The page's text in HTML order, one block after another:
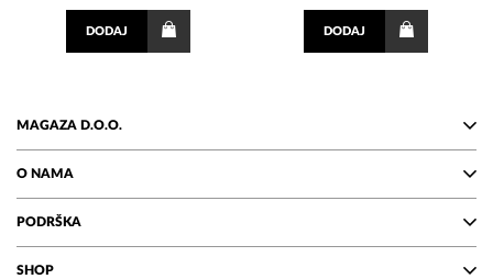
DODAJ DODAJ
MAGAZA D.O.O.
O NAMA
PODRŠKA
SHOP